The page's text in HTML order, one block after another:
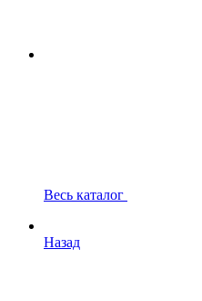
Весь каталог
Назад